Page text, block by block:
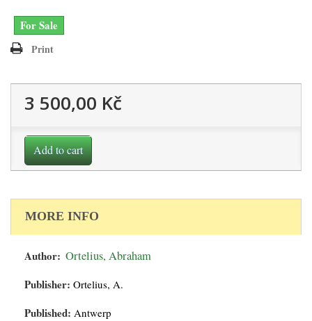
For Sale
Print
3 500,00 Kč
Add to cart
MORE INFO
Author: Ortelius, Abraham
Publisher: Ortelius, A.
Published: Antwerp